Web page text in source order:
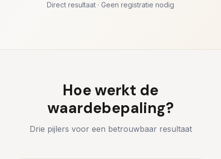
Direct resultaat · Geen registratie nodig
Hoe werkt de
waardebepaling?
Drie pijlers voor een betrouwbaar resultaat